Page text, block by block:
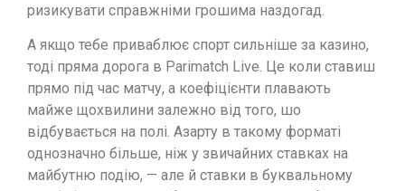
ризикувати справжніми грошима наздогад.
А якщо тебе приваблює спорт сильніше за казино,
тоді пряма дорога в Parimatch Live. Це коли ставиш
прямо під час матчу, а коефіцієнти плавають
майже щохвилини залежно від того, шо
відбувається на полі. Азарту в такому форматі
однозначно більше, ніж у звичайних ставках на
майбутню подію, — але й ставки в буквальному